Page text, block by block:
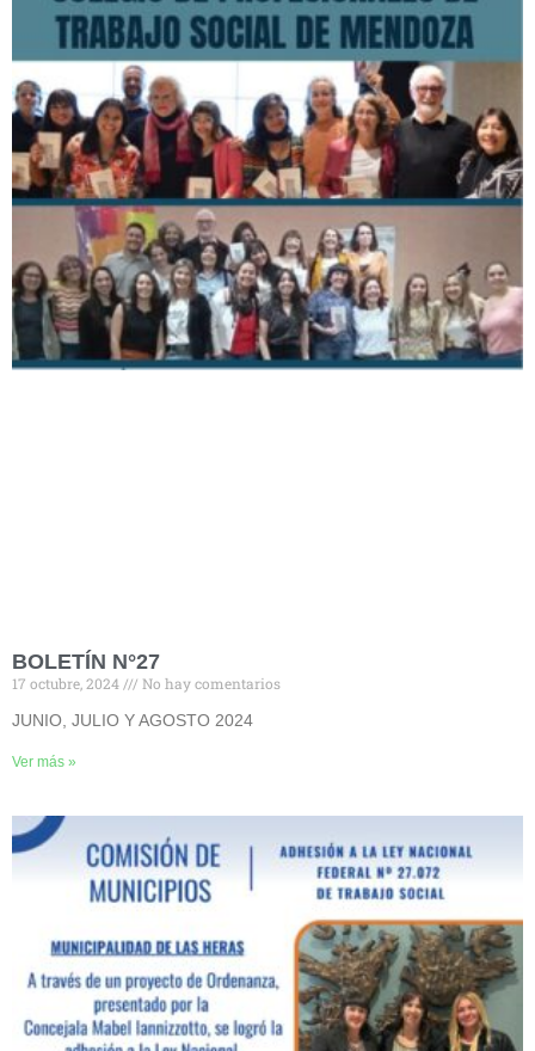
BOLETÍN N°27
17 octubre, 2024
No hay comentarios
JUNIO, JULIO Y AGOSTO 2024
Ver más »